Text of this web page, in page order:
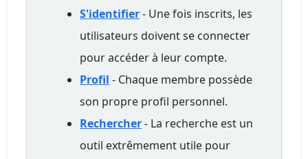
S'identifier- Une fois inscrits, les
utilisateurs doivent se connecter
pour accéder à leur compte.
Profil - Chaque membre possède
son propre profil personnel.
Rechercher- La recherche est un
outil extrêmement utile pour